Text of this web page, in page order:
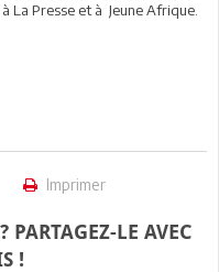
La Presse et à Jeune Afrique.
Imprimer
PARTAGEZ-LE AVEC
!